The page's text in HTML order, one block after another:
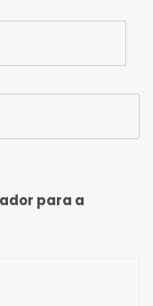
para a